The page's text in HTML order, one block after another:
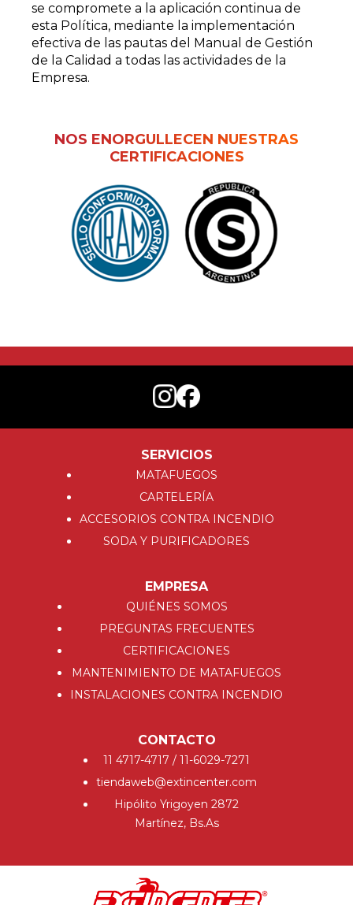
se compromete a la aplicación continua de
esta Política, mediante la implementación
efectiva de las pautas del Manual de Gestión
de la Calidad a todas las actividades de la
Empresa.
NOS ENORGULLECEN NUESTRAS
CERTIFICACIONES
SERVICIOS
MATAFUEGOS
CARTELERÍA
ACCESORIOS CONTRA INCENDIO
SODA Y PURIFICADORES
EMPRESA
QUIÉNES SOMOS
PREGUNTAS FRECUENTES
CERTIFICACIONES
MANTENIMIENTO DE MATAFUEGOS
INSTALACIONES CONTRA INCENDIO
CONTACTO
11 4717-4717 / 11-6029-7271
tiendaweb@extincenter.com
Hipólito Yrigoyen 2872
Martínez, Bs.As